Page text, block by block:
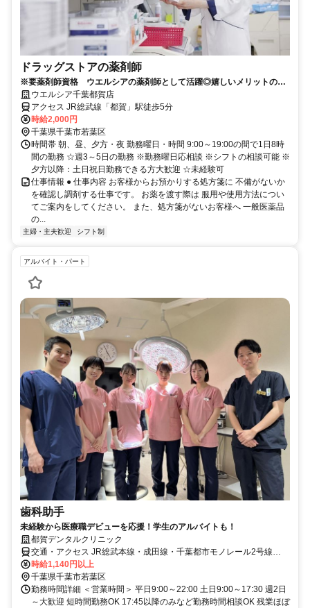
ドラッグストアの薬剤師
※要薬剤師資格 ウエルシアの薬剤師として活躍◎嬉しいメリットの多
いパートスタッフ大募集！
ウエルシア千葉都賀店
アクセス JR総武線「都賀」駅徒歩5分
時給2,000円
千葉県千葉市若葉区
時間帯 朝、昼、夕方・夜 勤務曜日・時間 9:00～19:00の間で1日8時
間の勤務 ☆週3～5日の勤務 ※勤務曜日応相談 ※シフトの相談可能 ※
夕方以降：土日祝日勤務できる方大歓迎 ☆未経験可
仕事情報 ● 仕事内容 お客様からお預かりする処方箋に 不備がないか
を確認し調剤する仕事です。 お薬を渡す際は 服用や使用方法につい
てご案内をしてください。 また、処方箋がないお客様へ 一般医薬品
の...
主婦・主夫歓迎 シフト制
アルバイト・パート
歯科助手
未経験から医療職デビューを応援！学生のアルバイトも！
都賀デンタルクリニック
交通・アクセス JR総武本線・成田線・千葉都市モノレール2号線
「都賀駅」から徒歩1分
時給1,140円以上
千葉県千葉市若葉区
勤務時間詳細 ＜営業時間＞ 平日9:00～22:00 土日9:00～17:30 週2日
～大歓迎 短時間勤務OK 17:45以降のみなど勤務時間相談OK 残業ほぼ